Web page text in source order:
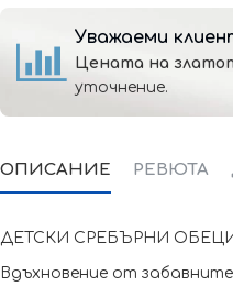
Уважаеми
Цената на
уточнение.
ОПИСАНИЕ РЕВЮТА
ДЕТСКИ СРЕБЪРНИ
Вдъхновение от